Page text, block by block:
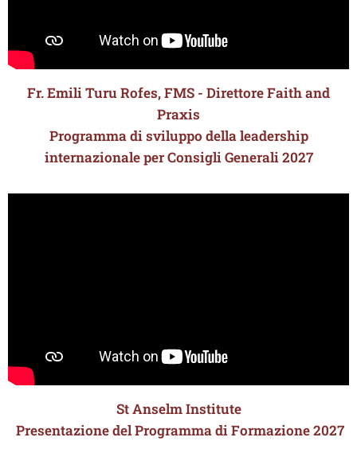
Fr. Emili Turu Rofes, FMS - Direttore Faith and
Praxis
Programma di sviluppo della leadership
internazionale per Consigli Generali 2027
St Anselm Institute
Presentazione del Programma di Formazione 2027